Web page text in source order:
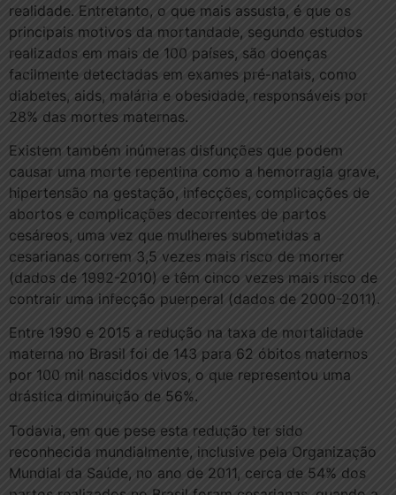
realidade. Entretanto, o que mais assusta, é que os
principais motivos da mortandade, segundo estudos
realizados em mais de 100 países, são doenças
facilmente detectadas em exames pré-natais, como
diabetes, aids, malária e obesidade, responsáveis por
28% das mortes maternas.
Existem também inúmeras disfunções que podem
causar uma morte repentina como a hemorragia grave,
hipertensão na gestação, infecções, complicações de
abortos e complicações decorrentes de partos
cesáreos, uma vez que mulheres submetidas a
cesarianas correm 3,5 vezes mais risco de morrer
(dados de 1992-2010) e têm cinco vezes mais risco de
contrair uma infecção puerperal (dados de 2000-2011).
Entre 1990 e 2015 a redução na taxa de mortalidade
materna no Brasil foi de 143 para 62 óbitos maternos
por 100 mil nascidos vivos, o que representou uma
drástica diminuição de 56%.
Todavia, em que pese esta redução ter sido
reconhecida mundialmente, inclusive pela Organização
Mundial da Saúde, no ano de 2011, cerca de 54% dos